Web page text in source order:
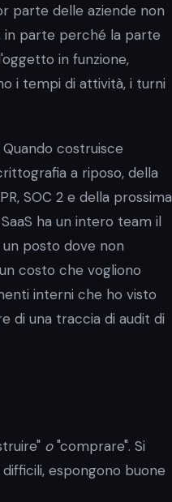
parte delle aziende non
in parte perché la parte
in funzione,
i tempi di attività, i turni
costruisce
a riposo, della
SOC 2 e della prossima
ha un intero team il
posto dove non
costo che vogliono
interni che ho visto
di una traccia di audit di
o"comprare". Si
espongono buone